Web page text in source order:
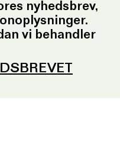
nyhedsbrev,
vi behandler